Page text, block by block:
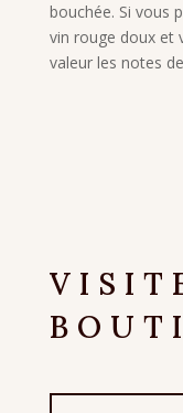
bouchée. Si vous
vin rouge doux et
valeur les notes